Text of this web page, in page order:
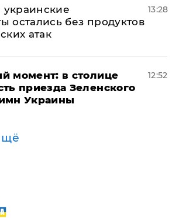
остались без продуктов
атак
13:28
момент: в столице
приезда Зеленского
Украины
12:52